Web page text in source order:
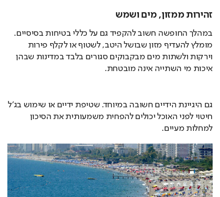
זהירות ממזון, מים ושמש
וירקות ולשתות מים מבקבוקים סגורים בלבד במדינות שבהן
איכות מי השתייה אינה מובטחת.
גם היגיינת הידיים חשובה במיוחד. שטיפת ידיים או שימוש בג'ל
למחלות מעיים.